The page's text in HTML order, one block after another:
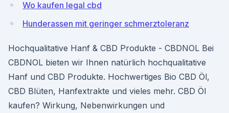
Wo kaufen legal cbd
Hunderassen mit geringer schmerztoleranz
Hochqualitative Hanf & CBD Produkte - CBDNOL Bei
CBDNOL bieten wir Ihnen natürlich hochqualitative
Hanf und CBD Produkte. Hochwertiges Bio CBD Öl,
CBD Blüten, Hanfextrakte und vieles mehr. CBD Öl
kaufen? Wirkung, Nebenwirkungen und